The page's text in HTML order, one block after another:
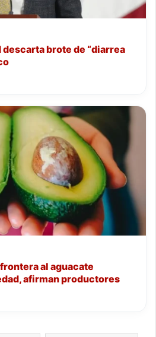
brote de “diarrea
al aguacate
afirman productores